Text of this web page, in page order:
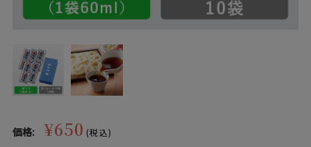
価格: ¥650 (税込)